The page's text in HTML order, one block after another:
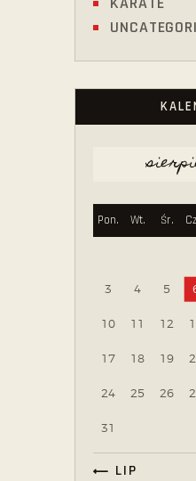
Pon. Wt. Śr.
3 4 5
10 11 12
17 18 19
24 25 26
31
« LIP